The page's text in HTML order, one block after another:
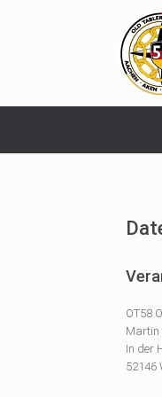
OT58
Martin
In der
52146